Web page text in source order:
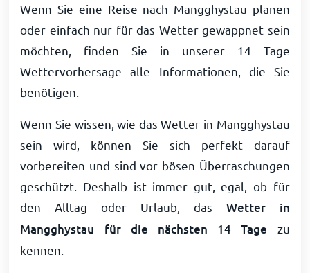
Wenn Sie eine Reise nach Mangghystau planen
oder einfach nur für das Wetter gewappnet sein
möchten, finden Sie in unserer 14 Tage
Wettervorhersage alle Informationen, die Sie
benötigen.
Wenn Sie wissen, wie das Wetter in Mangghystau
sein wird, können Sie sich perfekt darauf
vorbereiten und sind vor bösen Überraschungen
geschützt. Deshalb ist immer gut, egal, ob für
den Alltag oder Urlaub, das Wetter in
Mangghystau für die nächsten 14 Tage zu
kennen.